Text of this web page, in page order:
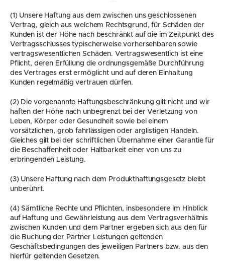
(1) Unsere Haftung aus dem zwischen uns geschlossenen
Vertrag, gleich aus welchem Rechtsgrund, für Schäden der
Kunden ist der Höhe nach beschränkt auf die im Zeitpunkt des
Vertragsschlusses typischerweise vorhersehbaren sowie
vertragswesentlichen Schäden. Vertragswesentlich ist eine
Pflicht, deren Erfüllung die ordnungsgemäße Durchführung
des Vertrages erst ermöglicht und auf deren Einhaltung
Kunden regelmäßig vertrauen dürfen.
(2) Die vorgenannte Haftungsbeschränkung gilt nicht und wir
haften der Höhe nach unbegrenzt bei der Verletzung von
Leben, Körper oder Gesundheit sowie bei einem
vorsätzlichen, grob fahrlässigen oder arglistigen Handeln.
Gleiches gilt bei der schriftlichen Übernahme einer Garantie für
die Beschaffenheit oder Haltbarkeit einer von uns zu
erbringenden Leistung.
(3) Unsere Haftung nach dem Produkthaftungsgesetz bleibt
unberührt.
(4) Sämtliche Rechte und Pflichten, insbesondere im Hinblick
auf Haftung und Gewährleistung aus dem Vertragsverhältnis
zwischen Kunden und dem Partner ergeben sich aus den für
die Buchung der Partner Leistungen geltenden
Geschäftsbedingungen des jeweiligen Partners bzw. aus den
hierfür geltenden Gesetzen.